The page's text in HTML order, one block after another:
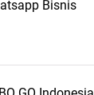
Bisnis